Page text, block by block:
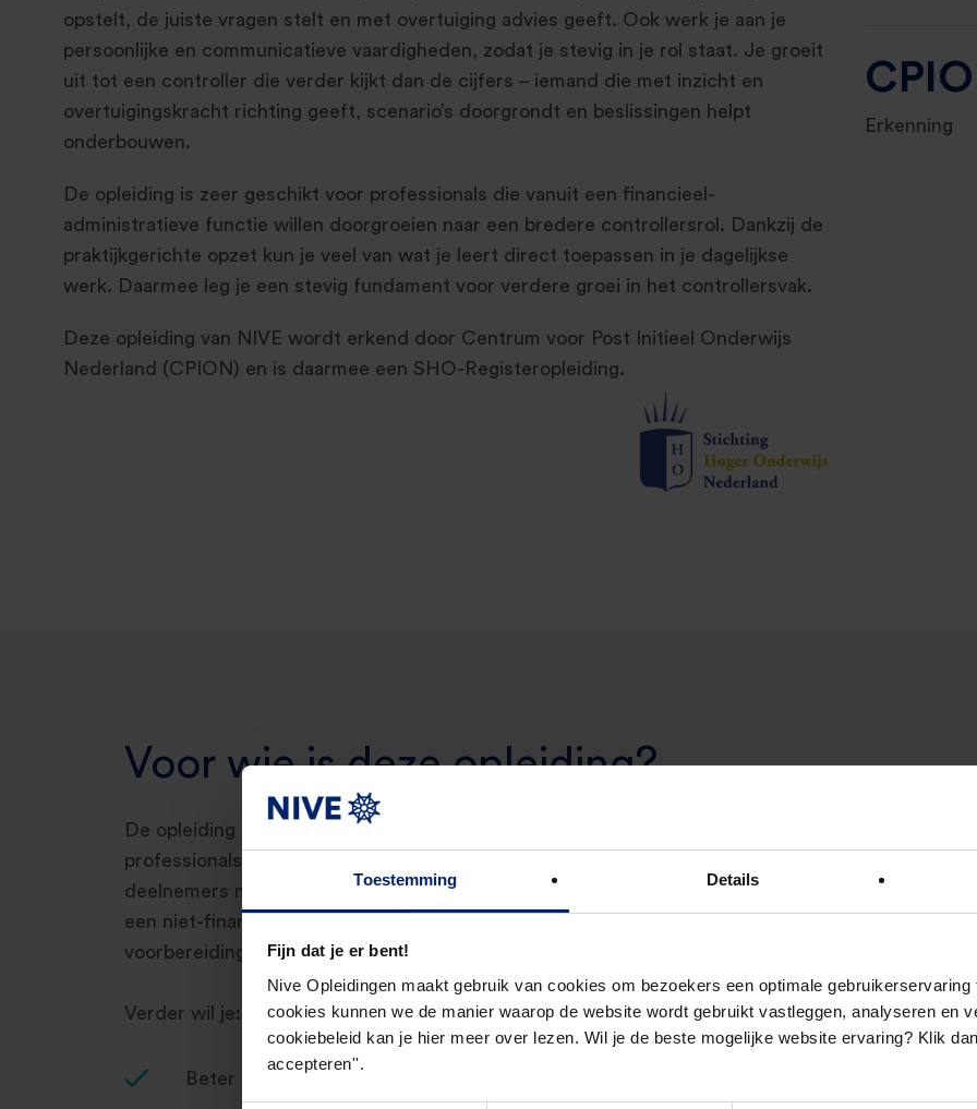
Toestemming Details
Fijn dat je er bent!
Nive Opleidingen maakt gebruik van cookies om bezoekers een optimale
cookies kunnen we de manier waarop de website wordt gebruikt vastleggen, analyseren en
cookiebeleid kan je hier meer over lezen. Wil je de beste mogelijke website ervaring? Klik
accepteren''.
opstelt, de juiste vragen stelt en met overtuiging advies geeft. Ook werk je aan je
persoonlijke en communicatieve vaardigheden, zodat je stevig in je rol staat. Je groeit
uit tot een controller die verder kijkt dan de cijfers – iemand die met inzicht en
overtuigingskracht richting geeft, scenario’s doorgrondt en beslissingen helpt
onderbouwen.
De opleiding is zeer geschikt voor professionals die vanuit een financieel-
administratieve functie willen doorgroeien naar een bredere controllersrol. Dankzij de
praktijkgerichte opzet kun je veel van wat je leert direct toepassen in je dagelijkse
werk. Daarmee leg je een stevig fundament voor verdere groei in het controllersvak.
Deze opleiding van NIVE wordt erkend door Centrum voor Post Initieel Onderwijs
Nederland (CPION) en is daarmee een SHO-Registeropleiding.
Erkenning
Voor wie is deze opleiding?
De opleiding Professional Controller is een praktijkgerichte controllersopleiding op hbo-niveau
professionals die willen doorgroeien naar een volwaardige rol als controller. De opleiding sluit
deelnemers met ervaring in een financiële functie, maar is ook zeer geschikt voor professionals
een niet-financiële vooropleiding die zich gericht willen ontwikkelen in het controllersvak. Ook
voorbereiding op de HOFAM-opleiding biedt deze opleiding een sterke basis.
Verder wil je:
Beter verbanden leggen tussen theorie en praktijk